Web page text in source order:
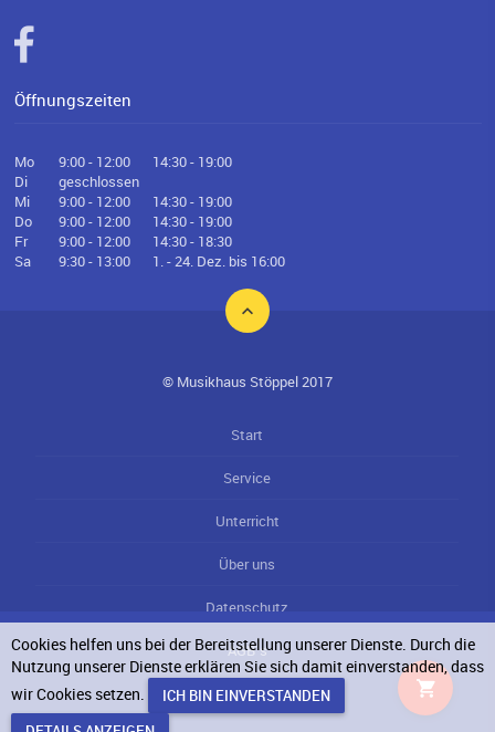
Öffnungszeiten
Mo 9:00 - 12:00
14:30 - 19:00
Di
geschlossen
Mi
9:00 - 12:00
14:30 - 19:00
Do
9:00 - 12:00
14:30 - 19:00
Fr
9:00 - 12:00
14:30 - 18:30
Sa
9:30 - 13:00 1. - 24. Dez. bis 16:00
© Musikhaus Stöppel 2017
Start
Service
Unterricht
Über uns
Datenschutz
AGB`s
Impressum
Cookies helfen uns bei der Bereitstellung unserer Dienste. Durch die
Nutzung unserer Dienste erklären Sie sich damit einverstanden, dass
wir Cookies setzen.